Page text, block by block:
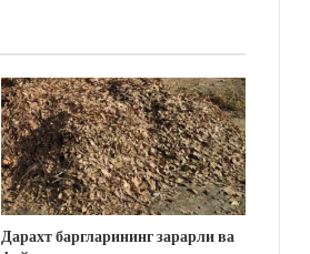
Дарахт баргларининг зарарли ва